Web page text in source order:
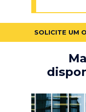
SOLICITE UM